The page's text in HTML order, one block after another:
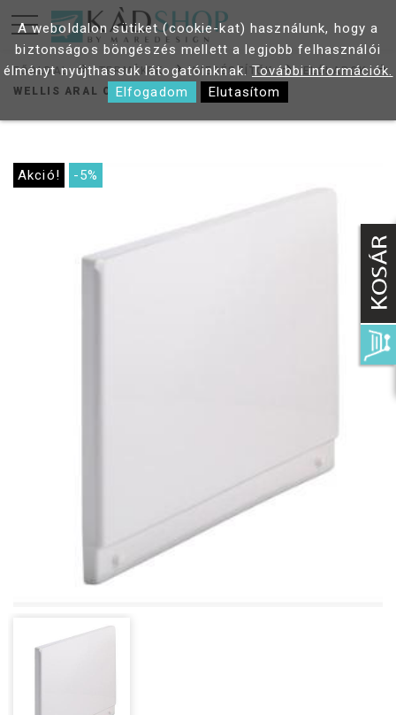
FŐOLDAL TERMÉKEK KIEGÉSZÍTŐK
ELŐLAPOK
WELLIS ARAL OLDALLAP
Akció! -5%
A weboldalon sütiket (cookie-kat) használunk, hogy a
biztonságos böngészés mellett a legjobb felhasználói
élményt nyújthassuk látogatóinknak.További információk.
Elfogadom
Elutasítom